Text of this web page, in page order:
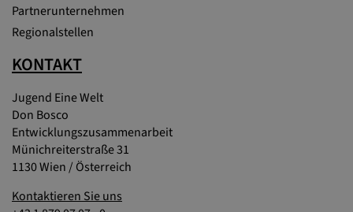
Partnerunternehmen
Regionalstellen
KONTAKT
Jugend Eine Welt
Don Bosco
Entwicklungszusammenarbeit
Münichreiterstraße 31
1130 Wien / Österreich
Kontaktieren Sie uns